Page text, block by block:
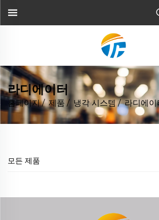
라디에이터
홈페이지/제품 / 냉각 시스템/라디에이
모든 제품